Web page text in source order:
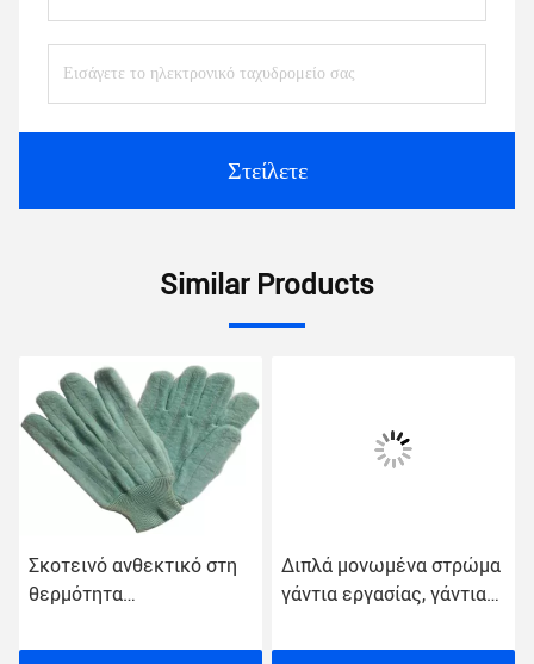
Στείλετε
Similar Products
Σκοτεινό ανθεκτικό στη
θερμότητα
λογότυπο χρώματος που
Διπλά μονωμένα στρώμα
γάντια εργασίας, γάντια
θερμότητας - μεγέθη